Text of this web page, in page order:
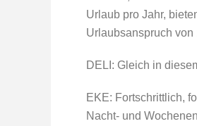
Urlaub pro Jahr,
Urlaubsanspruch von
DELI: Gleich in
EKE: Fortschrittlich,
Nacht- und